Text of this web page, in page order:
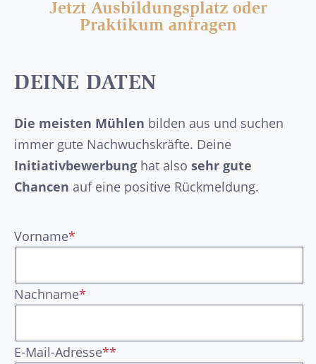
Jetzt Ausbildungsplatz oder
Praktikum anfragen
DEINE DATEN
Die meisten Mühlen bilden aus und suchen
immer gute Nachwuchskräfte. Deine
Initiativbewerbung hat also sehr gute
Chancen auf eine positive Rückmeldung.
Vorname*
Nachname*
E-Mail-Adresse**